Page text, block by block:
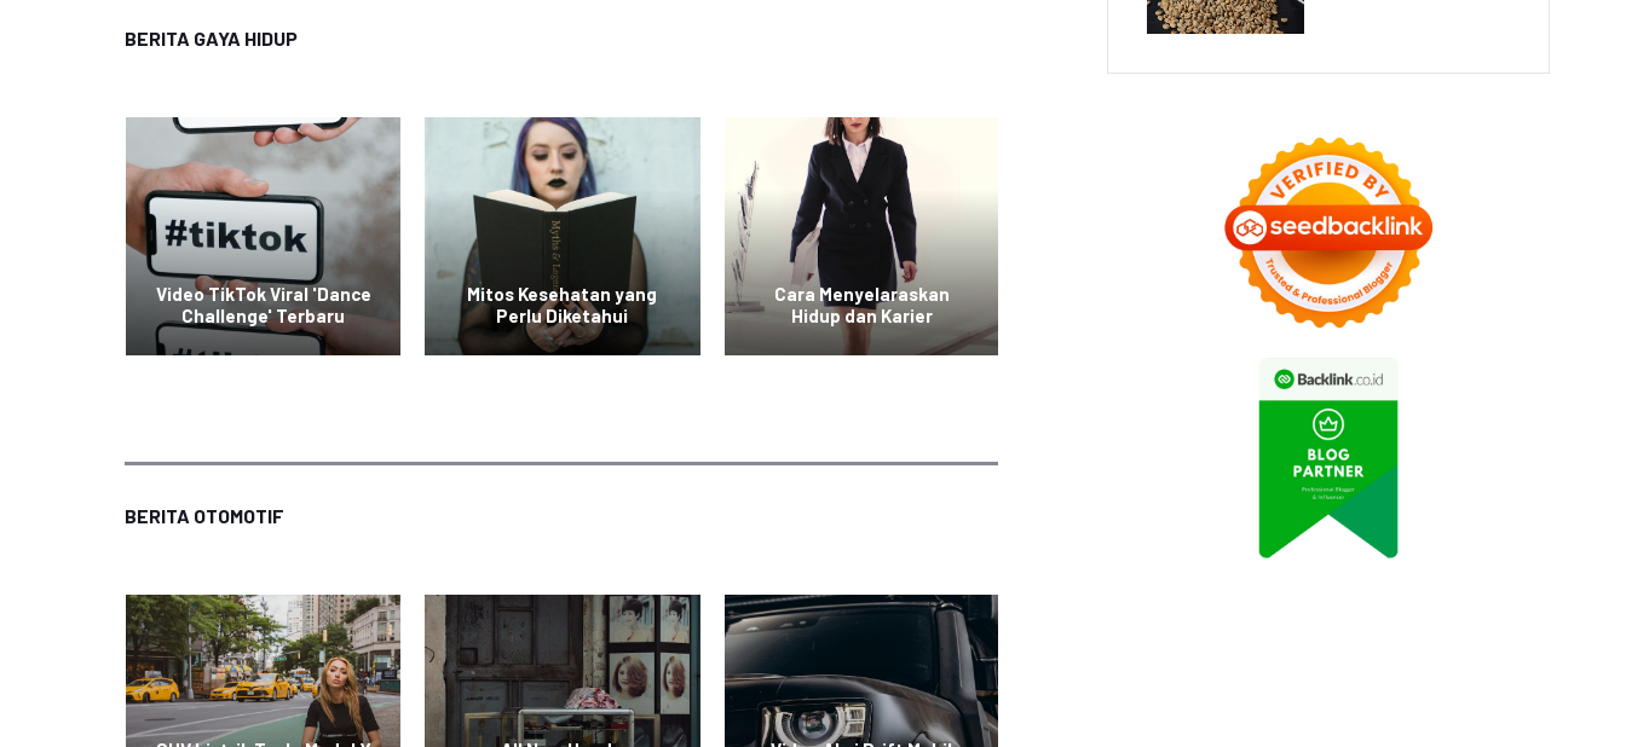
BERITA GAYA HIDUP
Video TikTok Viral 'Dance
Challenge' Terbaru
Mitos Kesehatan yang
Perlu Diketahui
Cara Menyelaraskan
Hidup dan Karier
Video TikTok Viral 'Dance
Mitos Kesehatan yang
BERITA OTOMOTIF